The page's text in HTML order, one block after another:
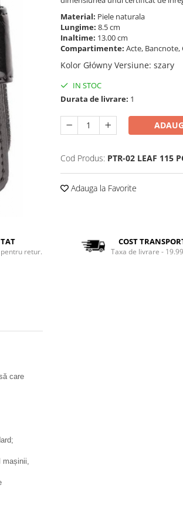
Material: Piele naturala
Lungime: 8.5 cm
Inaltime: 13.00 cm
Compartimente: Acte,
Kolor Główny Versiune: szary
IN STOC
Durata de livrare: 1
Cod Produs: PTR-02 LEAF 115
Adauga la Favorite
retur.
COST
Taxa de livrare -
care